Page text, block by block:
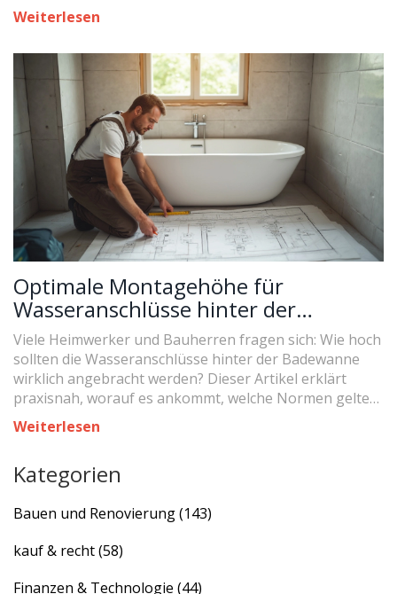
Weiterlesen
Optimale Montagehöhe für
Wasseranschlüsse hinter der
Badewanne: Tipps & Standards
Viele Heimwerker und Bauherren fragen sich: Wie hoch
sollten die Wasseranschlüsse hinter der Badewanne
wirklich angebracht werden? Dieser Artikel erklärt
praxisnah, worauf es ankommt, welche Normen gelten,
wie sich typische Fehler vermeiden lassen und gibt
hilfreiche Tipps aus der Realität. Hier findest du
beim Badewannen-Einbau – praxisnah, detailliert und
Weiterlesen
Kategorien
Bauen und Renovierung(143)
kauf & recht(58)
Finanzen & Technologie (44)